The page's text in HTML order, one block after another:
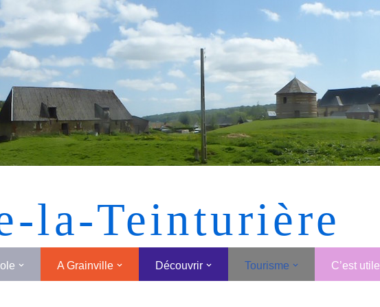
[MONTRER SOUS FORME DE VIGNETTES]
la-Teinturière
A Grainville Découvrir Tourisme C’est utile